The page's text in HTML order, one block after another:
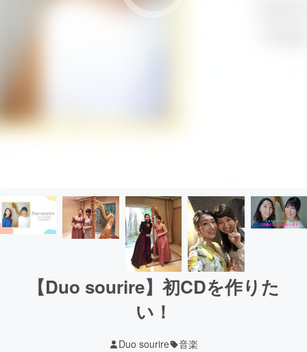
【Duo sourire】初CDを作りた
い！
Duo sourire 音楽